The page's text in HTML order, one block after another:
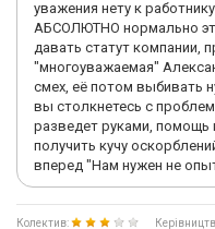
уважения нету к
АБСОЛЮТНО нормально
давать статут компании,
"многоуважаемая"
смех, её потом выбивать
вы столкнетесь с
разведет руками, помощь
получить кучу
вперед "Нам нужен не
Колектив: